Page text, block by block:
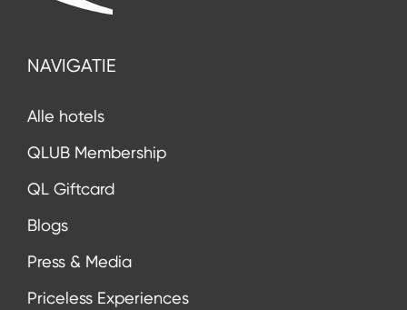
NAVIGATIE
Alle hotels
QLUB Membership
QL Giftcard
Blogs
Press & Media
Priceless Experiences